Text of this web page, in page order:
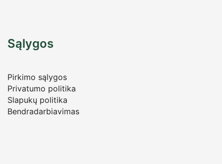
Sąlygos
Pirkimo sąlygos
Privatumo politika
Slapukų politika
Bendradarbiavimas